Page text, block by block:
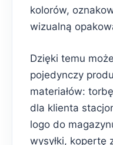
kolorów,
wizualną
Dzięki temu
pojedynczy
materiałów:
dla klienta
logo do
wysyłki, kopertę